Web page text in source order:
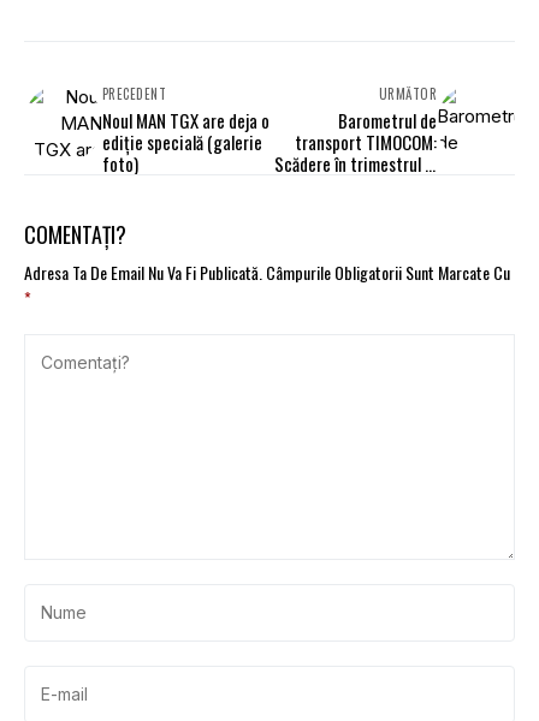
PRECEDENT
Noul MAN TGX are deja o
ediție specială (galerie
foto)
URMĂTOR
Barometrul de
transport TIMOCOM:
Scădere în trimestrul al
COMENTAȚI?
Adresa Ta De Email Nu Va Fi Publicată. Câmpurile Obligatorii Sunt Marcate Cu
*